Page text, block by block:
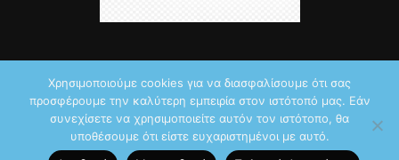
© 2026 by iTechNews.gr
Maddoctor dreamed it, Unpackman made it reality,Novus Systems
Χρησιμοποιούμε cookies για να διασφαλίσουμε ότι σας
προσφέρουμε την καλύτερη εμπειρία στον ιστότοπό μας. Εάν
συνεχίσετε να χρησιμοποιείτε αυτόν τον ιστότοπο, θα
υποθέσουμε ότι είστε ευχαριστημένοι με αυτό.